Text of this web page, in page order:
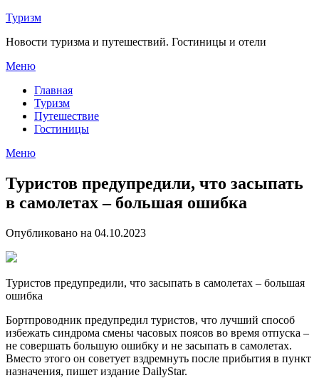
Перейти
содержимому
Туризм
Новости туризма и путешествий. Гостиницы и отели
Меню
Главная
Туризм
Путешествие
Гостиницы
Меню
Туристов предупредили, что засыпать
в самолетах – большая ошибка
Опубликовано на 04.10.2023
Туристов предупредили, что засыпать в самолетах – большая
ошибка
Бортпроводник предупредил туристов, что лучший способ
избежать синдрома смены часовых поясов во время отпуска –
не совершать большую ошибку и не засыпать в самолетах.
Вместо этого он советует вздремнуть после прибытия в пункт
назначения, пишет издание DailyStar.